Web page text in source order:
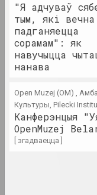
"Я адчуваў
тым, які вечна
падганяецца
сорамам": як
навучыцца
нанава
Open Muzej (OM) ,
Культуры, Pilecki
Канферэнцыя
OpenMuzej
[ згадваецца ]